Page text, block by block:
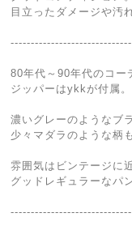
目立ったダメージや汚
------------------------------
80年代～90年代のコー
ジッパーはykkが付属。
濃いグレーのようなブ
少々マダラのような柄
雰囲気はビンテージに
グッドレギュラーなパ
------------------------------